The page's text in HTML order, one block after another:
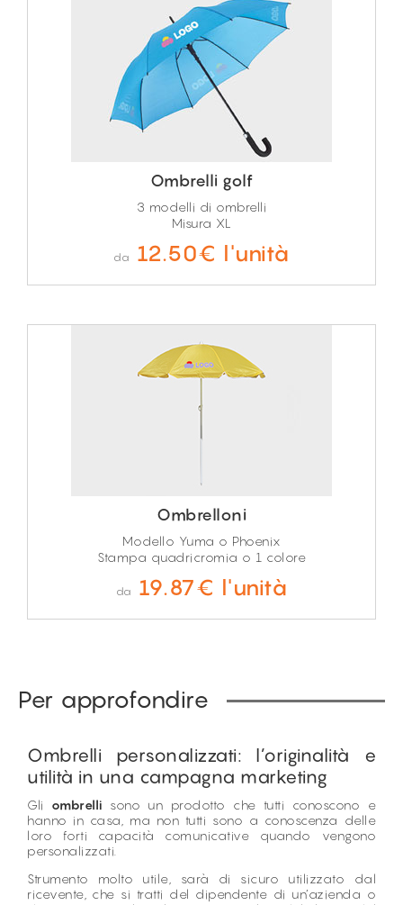
Ombrelli golf
3 modelli di ombrelli
Misura XL
da 12.50€ l'unità
Ombrelloni
Modello Yuma o Phoenix
Stampa quadricromia o 1 colore
da 19.87€ l'unità
Per approfondire
Ombrelli personalizzati: l’originalità e
utilità in una campagna marketing
Gli ombrelli sono un prodotto che tutti conoscono e
hanno in casa, ma non tutti sono a conoscenza delle
loro forti capacità comunicative quando vengono
personalizzati.
Strumento molto utile, sarà di sicuro utilizzato dal
ricevente, che si tratti del dipendente di un’azienda o